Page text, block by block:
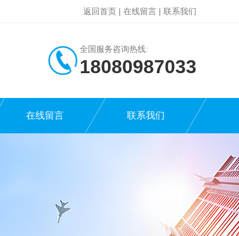
返回首页 | 在线留言 | 联系我们
全国服务咨询热线:
18080987033
在线留言 联系我们